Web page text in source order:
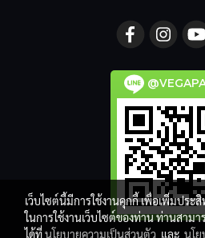
เว็บไซต์นี้มีการใช้งานคุกกี้ เพื่อเพิ่มปร
ในการใช้งานเว็บไซต์ของท่าน ท่านสาม
ได้ที่นโยบายความเป็นส่วนตัว และ นโ